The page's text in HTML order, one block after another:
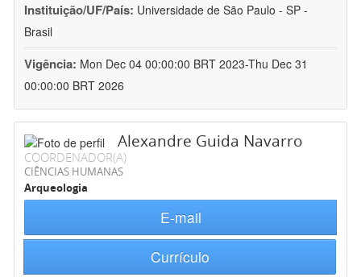
Instituição/UF/País: Universidade de São Paulo - SP -
Brasil
Vigência: Mon Dec 04 00:00:00 BRT 2023-Thu Dec 31
00:00:00 BRT 2026
Alexandre Guida Navarro
COORDENADOR(A)
CIÊNCIAS HUMANAS
Arqueologia
E-mail
Currículo